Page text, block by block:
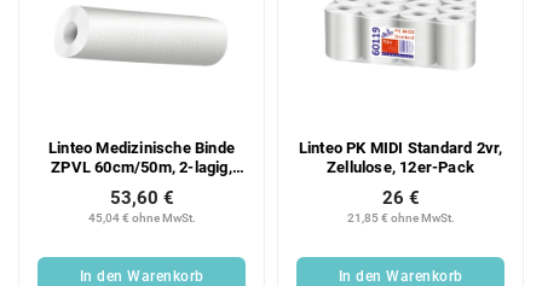
Linteo Medizinische Binde
ZPVL 60cm/50m, 2-lagig,
45,04 € ohne MwSt.
53,60 €
In den Warenkorb
Linteo PK MIDI Standard 2vr,
Zellulose, 12er-Pack
21,85 € ohne MwSt.
26 €
In den Warenkorb